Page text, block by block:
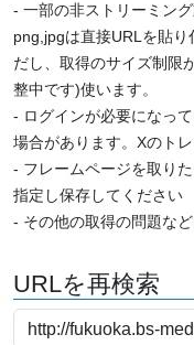
- 一部の非ストリーミン
png,jpgは直接URLを貼
だし、取得のサイズ制限
整中です)使います。
- ログインが必要になっ
場合があります。Xのト
- フレームページを取り
指定し保存してください
- その他の取得の問題な
URLを再検索